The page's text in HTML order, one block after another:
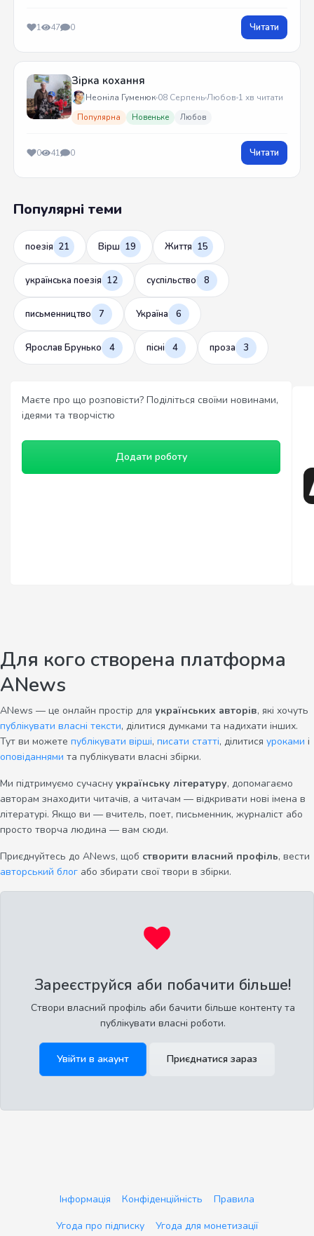
1 47 0 Читати
Зірка кохання
Неоніла Гуменюк 08 СерпеньЛюбов 1 хв читати
Популярна Новеньке Любов
0 41 0 Читати
Популярні теми
поезія 21 Вірш 19 Життя 15
українська поезія 12 суспільство 8
письменництво 7 Україна 6
Ярослав Брунько 4 пісні 4 проза 3
Маєте про що розповісти? Поділіться своїми новинами,
ідеями та творчістю
Додати роботу
Для кого створена платформа
ANews
ANews — це онлайн простір для українських авторів, які хочуть
публікувати власні тексти, ділитися думками та надихати інших.
Тут ви можете публікувати вірші, писати статті, ділитися уроками і
оповіданнями та публікувати власні збірки.
Ми підтримуємо сучасну українську літературу, допомагаємо
авторам знаходити читачів, а читачам — відкривати нові імена в
літературі. Якщо ви — вчитель, поет, письменник, журналіст або
просто творча людина — вам сюди.
Приєднуйтесь до ANews, щоб створити власний профіль, вести
авторський блог або збирати свої твори в збірки.
Зареєструйся аби побачити більше!
Створи власний профіль аби бачити більше контенту та
публікувати власні роботи.
Увійти в акаунт Приєднатися зараз
Інформація Конфіденційність
Правила
Угода про підписку
Угода для монетизації